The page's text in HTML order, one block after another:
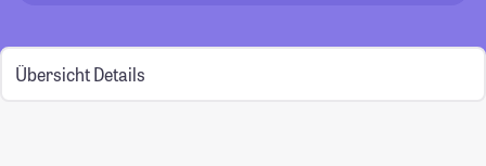
Übersicht Details